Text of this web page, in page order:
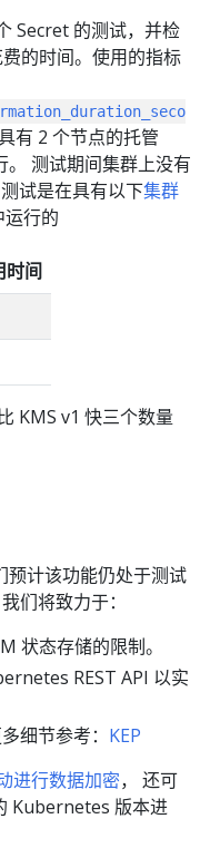
Secret 的测试，并检
的时间。使用的指标
有 2 个节点的托管
测试期间集群上没有
试是在具有以下集群
行的
时间
KMS v1 快三个数量
计该功能仍处于测试
们将致力于：
状态存储的限制。
REST API 以实
细节参考： KEP
进行数据加密， 还可
Kubernetes 版本进